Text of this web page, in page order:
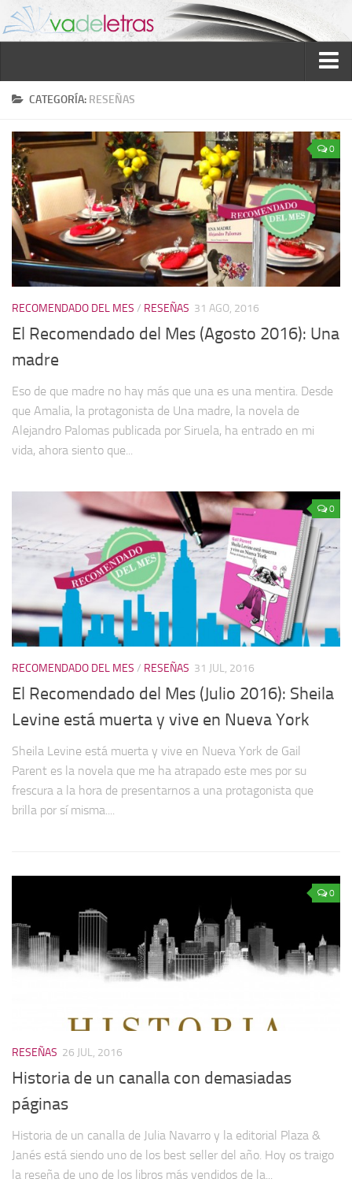
Inicio
Ver reseñas
Política de reseñas
Recomendados
Novela negra
Sobre mí
CATEGORÍA: RESEÑAS
0
RECOMENDADO DEL MES / RESEÑAS 31 AGO, 2016
El Recomendado del Mes (Agosto 2016): Una
madre
Eso de que madre no hay más que una es una mentira. Desde
que Amalia, la protagonista de Una madre, la novela de
Alejandro Palomas publicada por Siruela, ha entrado en mi
vida, ahora siento que...
0
RECOMENDADO DEL MES / RESEÑAS 31 JUL, 2016
El Recomendado del Mes (Julio 2016): Sheila
Levine está muerta y vive en Nueva York
Sheila Levine está muerta y vive en Nueva York de Gail
Parent es la novela que me ha atrapado este mes por su
frescura a la hora de presentarnos a una protagonista que
brilla por sí misma....
0
RESEÑAS 26 JUL, 2016
Historia de un canalla con demasiadas
páginas
Historia de un canalla de Julia Navarro y la editorial Plaza &
Janés está siendo uno de los best seller del año. Hoy os traigo
la reseña de uno de los libros más vendidos de la...